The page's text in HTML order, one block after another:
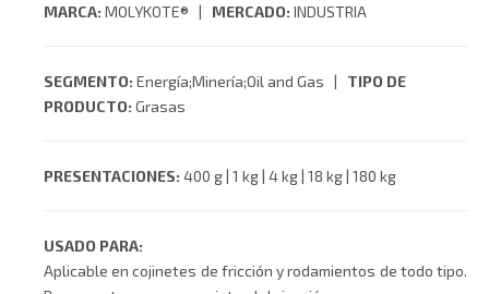
MARCA: MOLYKOTE® | MERCADO: INDUSTRIA
SEGMENTO: Energía;Minería;Oil and Gas | TIPO DE
PRODUCTO: Grasas
PRESENTACIONES: 400 g | 1 kg | 4 kg | 18 kg | 180 kg
USADO PARA:
Aplicable en cojinetes de fricción y rodamientos de todo tipo.